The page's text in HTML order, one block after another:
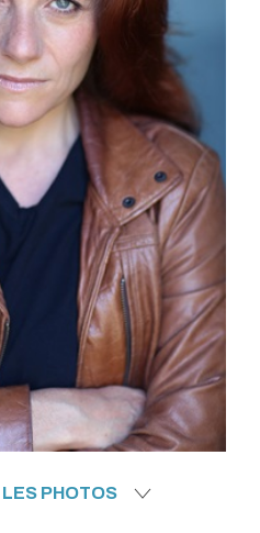
LES PHOTOS